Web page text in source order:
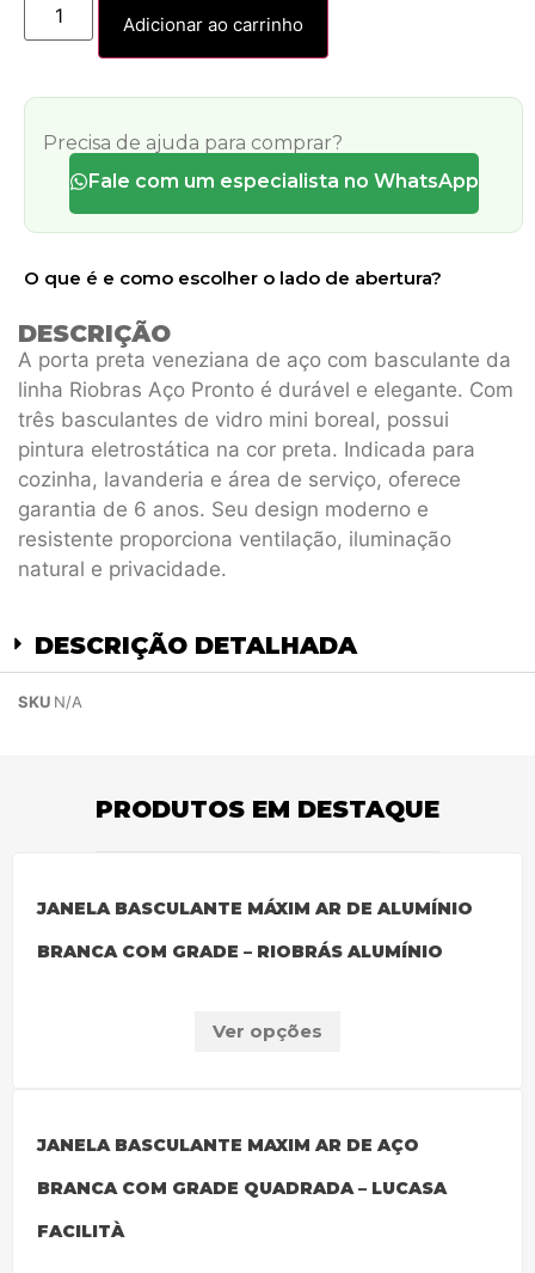
Adicionar ao carrinho
Precisa de ajuda para comprar?
Fale com um especialista no WhatsApp
O que é e como escolher o lado de abertura?
DESCRIÇÃO
A porta preta veneziana de aço com basculante da
linha Riobras Aço Pronto é durável e elegante. Com
três basculantes de vidro mini boreal, possui
pintura eletrostática na cor preta. Indicada para
cozinha, lavanderia e área de serviço, oferece
garantia de 6 anos. Seu design moderno e
resistente proporciona ventilação, iluminação
natural e privacidade.
DESCRIÇÃO DETALHADA
SKU N/A
PRODUTOS EM DESTAQUE
JANELA BASCULANTE MÁXIM AR DE ALUMÍNIO
BRANCA COM GRADE – RIOBRÁS ALUMÍNIO
Ver opções
JANELA BASCULANTE MAXIM AR DE AÇO
BRANCA COM GRADE QUADRADA – LUCASA
FACILITÀ